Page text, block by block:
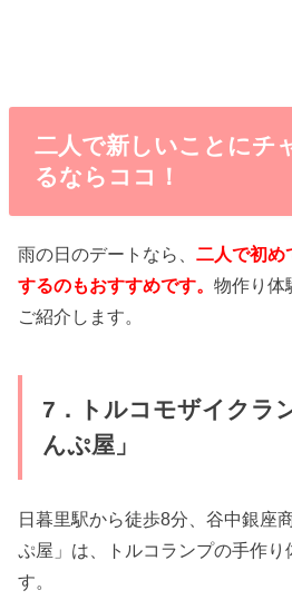
二人で新しいことにチ
るならココ！
雨の日のデートなら、二人で初め
するのもおすすめです。物作り体
ご紹介します。
7．トルコモザイクラ
んぷ屋」
日暮里駅から徒歩8分、谷中銀座
ぷ屋」は、トルコランプの手作
す。